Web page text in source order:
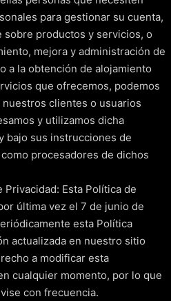
para gestionar su cuenta,
productos y servicios, o
mejora y administración de
a la obtención de alojamiento
que ofrecemos, podemos
clientes o usuarios
y utilizamos dicha
bajo sus instrucciones de
procesadores de dichos
Esta Política de
última vez el 7 de junio de
esta Política
actualizada en nuestro sitio
a modificar esta
cualquier momento, por lo que
con frecuencia.